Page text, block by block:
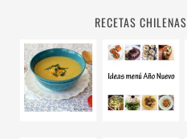
RECETAS CHILENAS